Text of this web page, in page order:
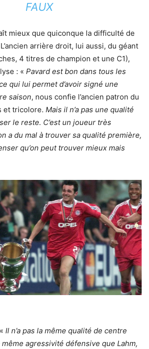
FAUX
mieux que quiconque la difficulté de
arrière droit, lui aussi, du géant
4 titres de champion et une C1),
: « Pavard est bon dans tous les
qui lui permet d’avoir signé une
saison, nous confie l’ancien patron du
et tricolore. Mais il n’a pas une qualité
le reste. C’est un joueur très
a du mal à trouver sa qualité première,
qu’on peut trouver mieux mais
Il n’a pas la même qualité de centre
agressivité défensive que Lahm,